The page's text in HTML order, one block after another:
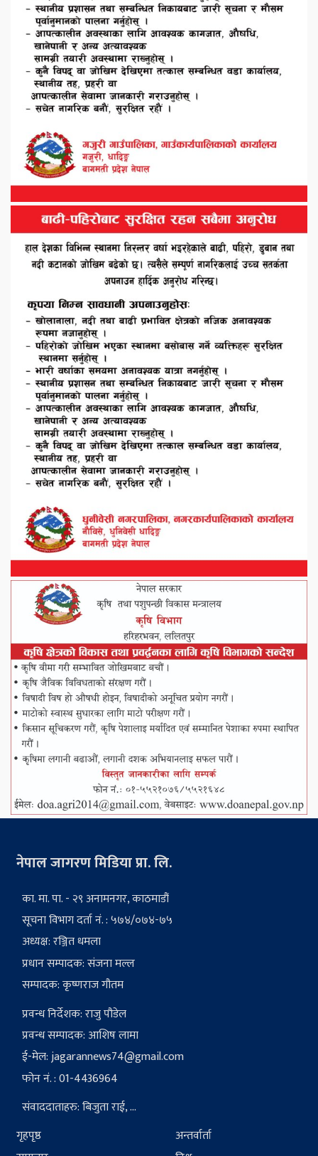
नेपाल जागरण मिडिया प्रा. लि.
का. मा. पा. - २९ अनामनगर, काठमाडौं
सूचना विभाग दर्ता नं. : ५७४/०७४-७५
अध्यक्ष: रञ्जित धमला
प्रधान सम्पादक: संजना मल्ल
सम्पादक: कृष्णराज गौतम
प्रवन्ध निर्देशक: राजु पौडेल
प्रवन्ध सम्पादक: आशिष लामा
ई-मेल:jagarannews74@gmail.com
फोन नं. : 01-4436964
संवाददाताहरु: बिजुता राई, ...
गृहपृष्ठ
अन्तर्वार्ता